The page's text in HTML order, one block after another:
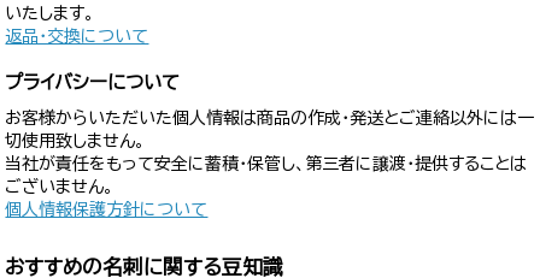
いたします。
返品・交換について
プライバシーについて
お客様からいただいた個人情報は商品の作成・発送とご連絡以外には一
切使用致しません。
当社が責任をもって安全に蓄積・保管し、第三者に譲渡・提供することは
ございません。
個人情報保護方針について
おすすめの名刺に関する豆知識